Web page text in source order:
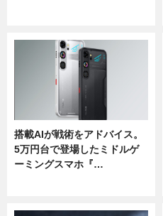
搭載AIが戦術をアドバイス。
5万円台で登場したミドルゲ
ーミングスマホ『…